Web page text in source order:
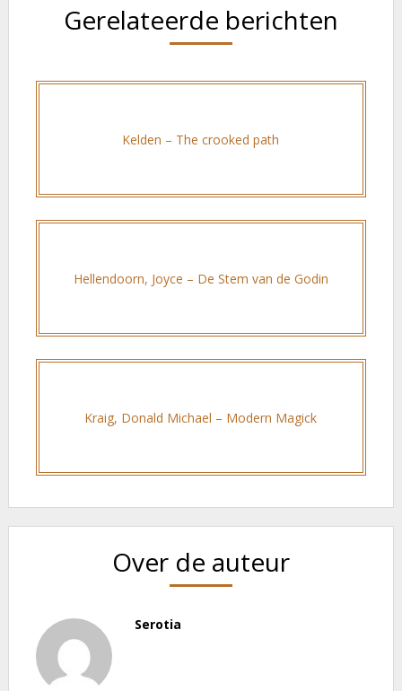
Gerelateerde berichten
Kelden – The crooked path
Hellendoorn, Joyce – De Stem van de Godin
Kraig, Donald Michael – Modern Magick
Over de auteur
Serotia